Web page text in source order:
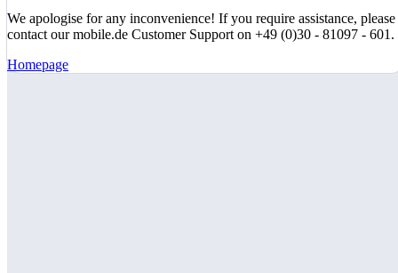
We apologise for any inconvenience! If you require assistance, please
contact our mobile.de Customer Support on +49 (0)30 - 81097 - 601.
Homepage